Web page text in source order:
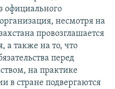
официального
несмотря на
провозглашается
а также на то, что
перед
на практике
в стране подвергаются